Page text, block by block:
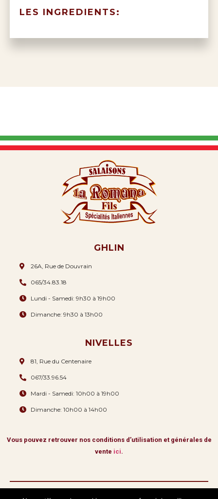
LES INGREDIENTS:
GHLIN
26A, Rue de Douvrain
065/34.83.18
Lundi - Samedi: 9h30 à 19h00
Dimanche: 9h30 à 13h00
NIVELLES
81, Rue du Centenaire
067/33.96.54
Mardi - Samedi: 10h00 à 19h00
Dimanche: 10h00 à 14h00
Vous pouvez retrouver nos conditions d’utilisation et générales de
vente ici.